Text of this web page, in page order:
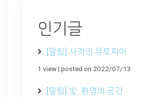
인기글
[알림] 사적인 유토피아
1 view| posted on 2022/07/13
[알림] 빛: 환영의 공간